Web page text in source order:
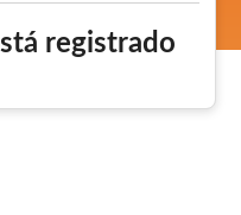
registrado